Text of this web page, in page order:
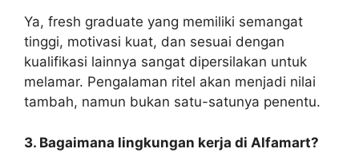
Ya, fresh graduate yang memiliki semangat
tinggi, motivasi kuat, dan sesuai dengan
kualifikasi lainnya sangat dipersilakan untuk
melamar. Pengalaman ritel akan menjadi nilai
tambah, namun bukan satu-satunya penentu.
3. Bagaimana lingkungan kerja di Alfamart?